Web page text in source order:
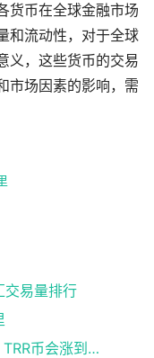
货币在全球金融市场
和流动性，对于全球
义，这些货币的交易
市场因素的影响，需
交易量排行
人族硬币（TRR）币未来价格预测 TRR币会涨到多少？